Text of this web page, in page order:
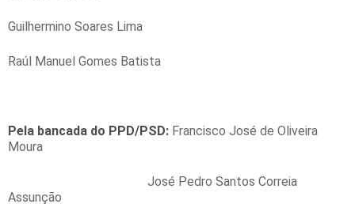
Guilhermino Soares Lima
Raúl Manuel Gomes Batista
Pela bancada do PPD/PSD: Francisco José de Oliveira
Moura
José Pedro Santos Correia
Assunção